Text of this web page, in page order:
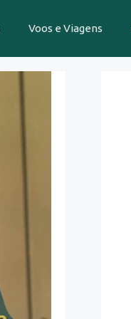
Voos e Viagens